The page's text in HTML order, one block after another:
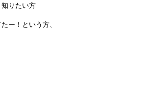
りたい方
ー！という方、